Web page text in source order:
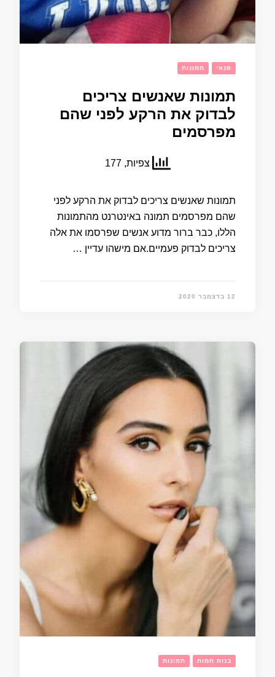
פנאי תמונות
תמונות שאנשים צריכים
לבדוק את הרקע לפני שהם
מפרסמים
צפיות, 177
תמונות שאנשים צריכים לבדוק את הרקע לפני
שהם מפרסמים תמונה באינטרנט מהתמונות
הללו, כבר ברור מדוע אנשים שפרסמו את אלה
צריכים לבדוק פעמיים.אם מישהו עדיין …
12 בדצמבר 2020
בנות חמות תמונות